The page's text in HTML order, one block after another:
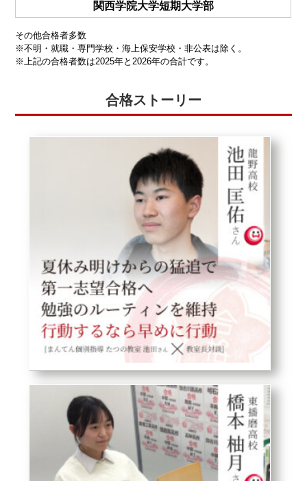
関西学院大学短期大学部
その他合格者多数
※不明・就職・専門学校・海上保安学校・非公表は除く。
※上記の合格者数は2025年と2026年の合計です。
合格ストーリー